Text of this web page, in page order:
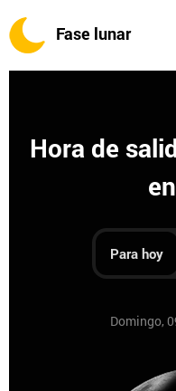
Fase lunar
Hora de
Para hoy
Domingo,